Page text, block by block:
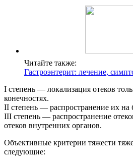
Читайте также:
Гастроэнтерит: лечение,
I степень — локализация отеков
конечностях.
II степень — распространение их
III степень — распространение
отеков внутренних органов.
Объективные критерии тяжести
следующие: